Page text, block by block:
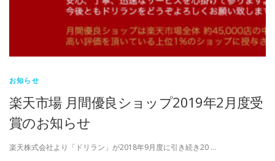
お知らせ
楽天市場 月間優良ショップ2019年2月度受
賞のお知らせ
楽天株式会社より「ドリラン」が2018年9月度に引き続き20 …